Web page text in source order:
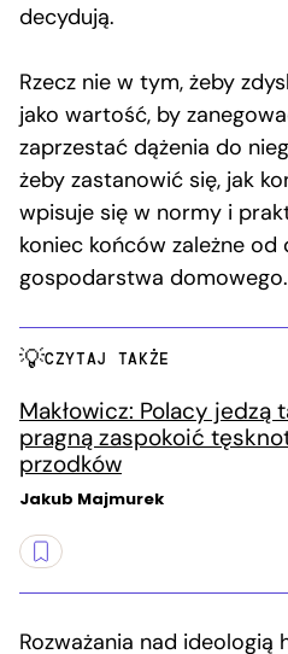
decydują.
Rzecz nie w tym, żeby
jako wartość, by
zaprzestać dążenia do
żeby zastanowić się, jak
wpisuje się w normy i
koniec końców zależne
gospodarstwa domowego.
CZYTAJ TAKŻE
Makłowicz: Polacy jedzą
pragną zaspokoić
przodków
Jakub Majmurek
Rozważania nad ideologią